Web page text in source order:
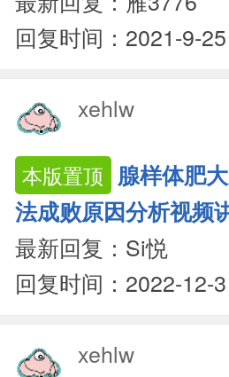
回复时间：2021-9-
xehlw
本版置顶 腺样体肥
法成败原因分析视频
最新回复：Si悦
回复时间：2022-12-
xehlw